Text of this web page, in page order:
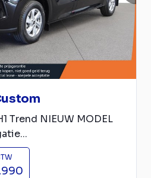
Trend NIEUW MODEL